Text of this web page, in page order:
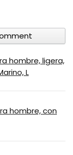
hombre, ligera,
L
hombre, con